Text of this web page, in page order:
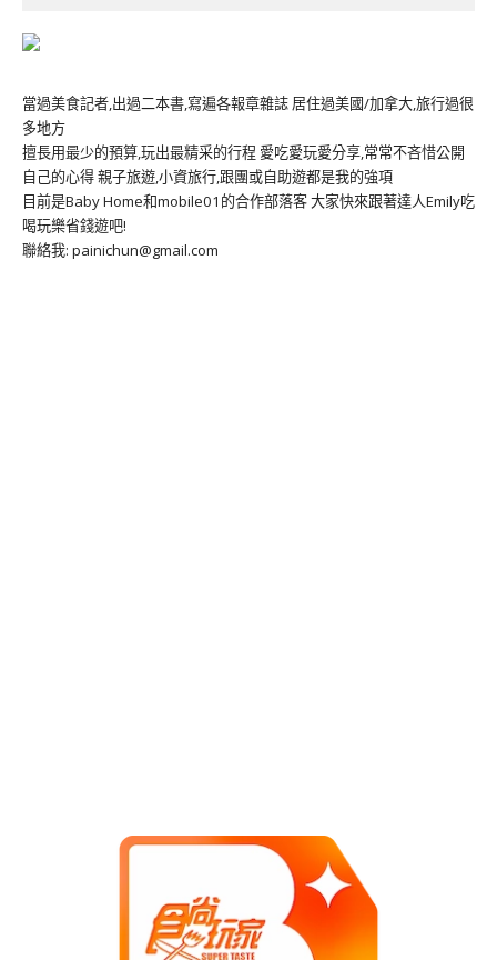
當過美食記者,出過二本書,寫遍各報章雜誌 居住過美國/加拿大,旅行過很
多地方
擅長用最少的預算,玩出最精采的行程 愛吃愛玩愛分享,常常不吝惜公開
自己的心得 親子旅遊,小資旅行,跟團或自助遊都是我的強項
目前是Baby Home和mobile01的合作部落客 大家快來跟著達人Emily吃
喝玩樂省錢遊吧!
聯絡我: painichun@gmail.com